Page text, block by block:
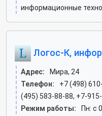
информационные
Логос-К,
Адрес:
Мира, 24
Телефон:
+7 (498)
(495) 583-88-88, +7-
Режим работы:
Пн: c